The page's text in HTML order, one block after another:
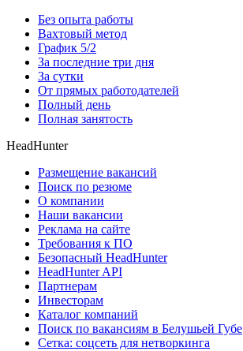
Без опыта работы
Вахтовый метод
График 5/2
За последние три дня
За сутки
От прямых работодателей
Полный день
Полная занятость
HeadHunter
Размещение вакансий
Поиск по резюме
О компании
Наши вакансии
Реклама на сайте
Требования к ПО
Безопасный HeadHunter
HeadHunter API
Партнерам
Инвесторам
Каталог компаний
Поиск по вакансиям в Белушьей Губе
Сетка: соцсеть для нетворкинга